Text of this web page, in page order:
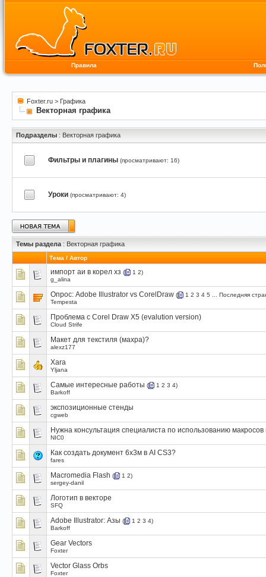
Правила
Foxter.ru > Графика
Векторная графика
Подразделы : Векторная графика
Фильтры и плагины (просматривают: 16)
Уроки (просматривают: 4)
Темы раздела : Векторная графика
Тема / Автор
импорт аи в корел хз ( 1 2)
g_alina
Опрос: Adobe Illustrator vs CorelDraw ( 1 2 3 4 5
Последняя
Tempesta
Проблема с Corel Draw X5 (evalution version)
Cloud Strife
Макет для текстиля (махра)?
alexz177
Xara
Yljana
Самые интересные работы ( 1 2 3 4)
Barkoff
экспозиционные стенды
cgweb
Нужна консультация специалиста по использованию
NIC0
Как создать документ 6х3м в AI CS3?
fares
Macromedia Flash ( 1 2)
sergey-danil
Логотип в векторе
SFQ
Adobe Illustrator: Азы ( 1 2 3 4)
Barkoff
Gear Vectors
Foxter
Vector Glass Orbs
Foxter